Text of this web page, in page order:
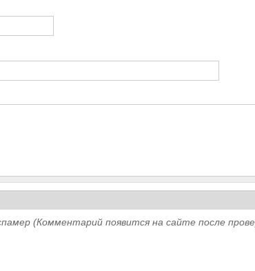
(Комментарий появится на сайте после